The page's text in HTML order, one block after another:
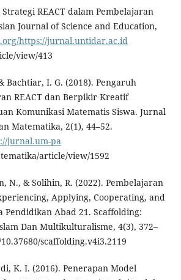
REACT dalam Pembelajaran
Journal of Science and Education,
https://jurnal.untidar.ac.id
view/413
Bachtiar, I. G. (2018). Pengaruh
REACT dan Berpikir Kreatif
Komunikasi Matematis Siswa. Jurnal
Matematika, 2(1), 44–52.
jurnal.um-pa
article/view/1592
N., & Solihin, R. (2022). Pembelajaran
Applying, Cooperating, and
Abad 21. Scaffolding:
Dan Multikulturalisme, 4(3), 372–
scaffolding.v4i3.2119
K. I. (2016). Penerapan Model